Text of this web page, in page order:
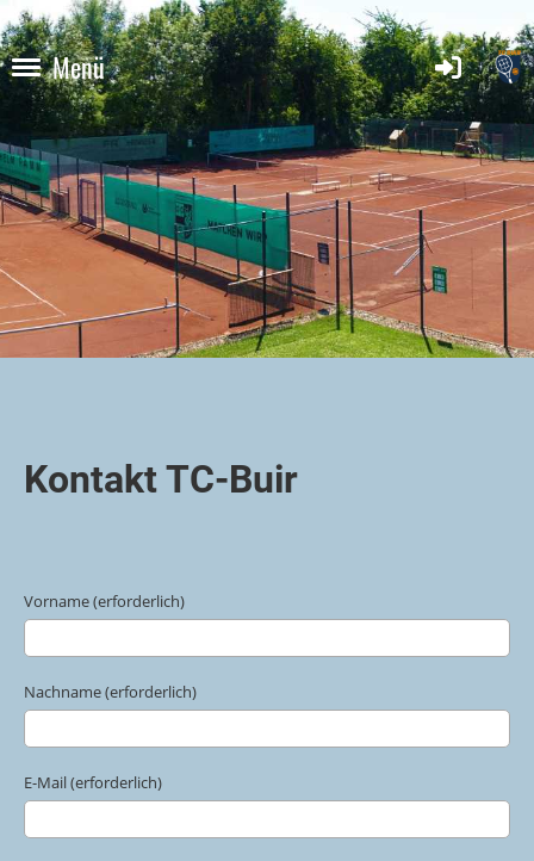
Menü
Kontakt TC-Buir
Vorname (erforderlich)
Nachname (erforderlich)
E-Mail (erforderlich)